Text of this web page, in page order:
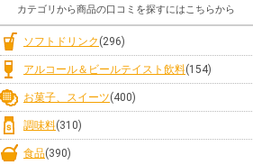
カテゴリから商品の口コミを探すにはこちらから
ソフトドリンク (296)
アルコール＆ビールテイスト飲料(154)
お菓子、スイーツ(400)
調味料(310)
食品(390)